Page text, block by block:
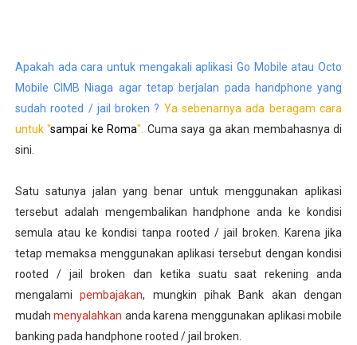
Apakah ada cara untuk mengakali aplikasi Go Mobile atau Octo
Mobile CIMB Niaga agar tetap berjalan pada handphone yang
sudah rooted / jail broken ? Ya sebenarnya ada beragam cara
untuk "sampai ke Roma". Cuma saya ga akan membahasnya di
sini.
Satu satunya jalan yang benar untuk menggunakan aplikasi
tersebut adalah mengembalikan handphone anda ke kondisi
semula atau ke kondisi tanpa rooted / jail broken. Karena jika
tetap memaksa menggunakan aplikasi tersebut dengan kondisi
rooted / jail broken dan ketika suatu saat rekening anda
mengalamipembajakan, mungkin pihak Bank akan dengan
mudahmenyalahkan anda karena menggunakan aplikasi mobile
banking pada handphone rooted / jail broken.